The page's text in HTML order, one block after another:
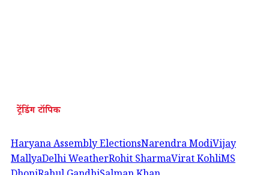
ट्रेंडिंग टॉपिक
Haryana Assembly ElectionsNarendra ModiVijay
MallyaDelhi WeatherRohit SharmaVirat KohliMS